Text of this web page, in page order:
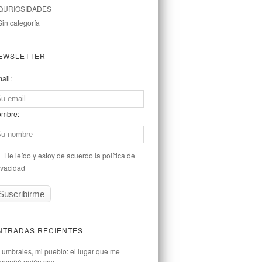
categoría
He leído y estoy de acuerdo la política de
RECIENTES
mi pueblo: el lugar que me